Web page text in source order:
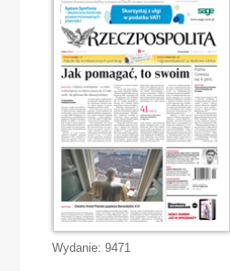
Wydanie: 9471